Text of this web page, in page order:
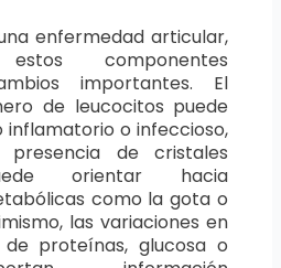
enfermedad articular,
componentes
importantes. El
de leucocitos puede
inflamatorio o infeccioso,
de cristales
orientar hacia
como la gota o
las variaciones en
proteínas, glucosa o